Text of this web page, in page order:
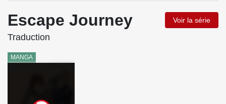
Escape Journey Voir la série
Traduction
MANGA